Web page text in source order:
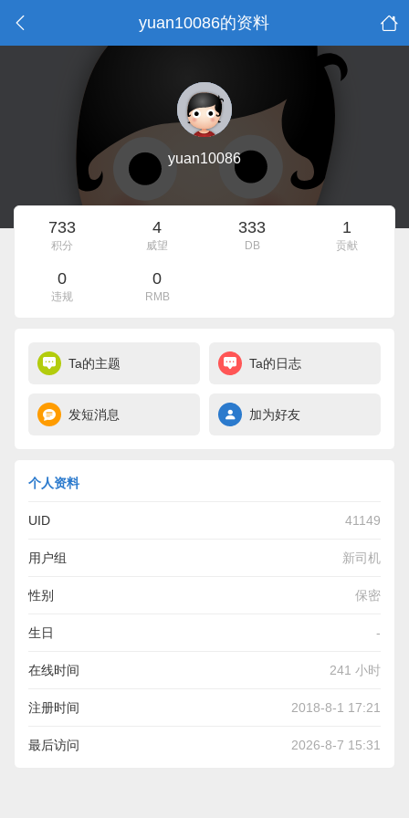
yuan10086的资料
yuan10086
733
积分
4
威望
333
DB
1
贡献
0
违规
0
RMB
Ta的主题 Ta的日志
发短消息 加为好友
个人资料
UID 41149
用户组 新司机
性别 保密
生日 -
在线时间 241 小时
注册时间 2018-8-1 17:21
最后访问 2026-8-7 15:31